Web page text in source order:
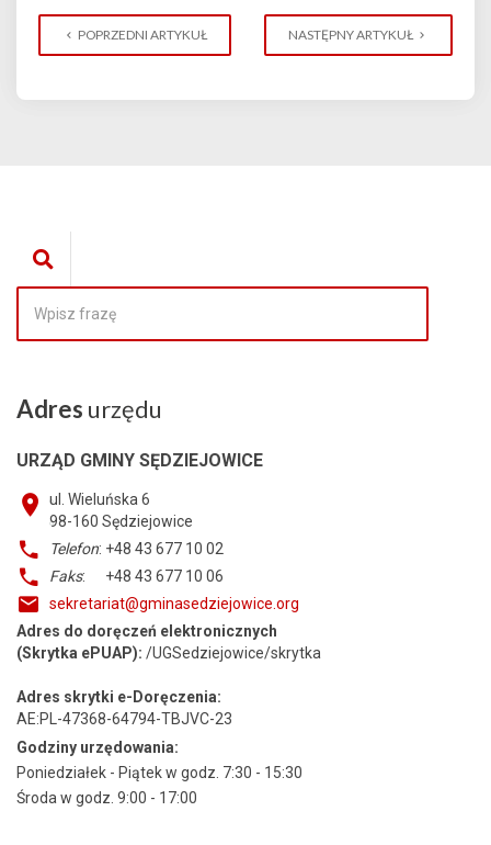
POPRZEDNI ARTYKUŁ NASTĘPNY ARTYKUŁ
Adres urzędu
URZĄD GMINY SĘDZIEJOWICE
ul. Wieluńska 6
98-160 Sędziejowice
Telefon: +48 43 677 10 02
Faks: +48 43 677 10 06
sekretariat@gminasedziejowice.org
Adres do doręczeń elektronicznych
(Skrytka ePUAP): /UGSedziejowice/skrytka
Adres skrytki e-Doręczenia:
AE:PL-47368-64794-TBJVC-23
Godziny urzędowania:
Poniedziałek - Piątek w godz. 7:30 - 15:30
Środa w godz. 9:00 - 17:00